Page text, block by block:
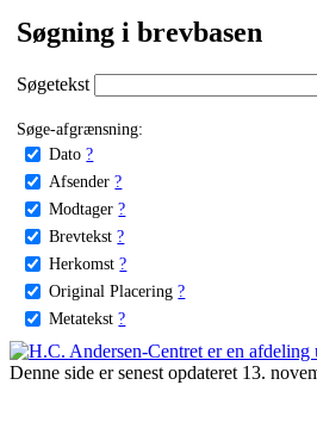
Søgning i brevbasen
Søgetekst
Søge-afgrænsning:
Dato ?
Afsender ?
Modtager ?
Brevtekst ?
Herkomst ?
Original Placering ?
Metatekst ?
Denne side er senest opdateret 13.